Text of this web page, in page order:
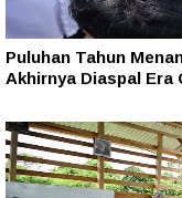
Puluhan Tahun
Akhirnya Diaspal Era